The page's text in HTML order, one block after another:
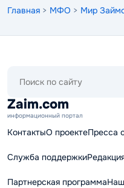
Главная > МФО > Мир
сайту
Zaim.com
информационный портал
КонтактыО проектеПресса
Служба поддержки
Партнерская программа